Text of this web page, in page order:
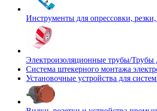
Инструменты для опрессовки,
Электроизоляционные трубы/Трубы
Система штекерного монтажа
Установочные устройства для